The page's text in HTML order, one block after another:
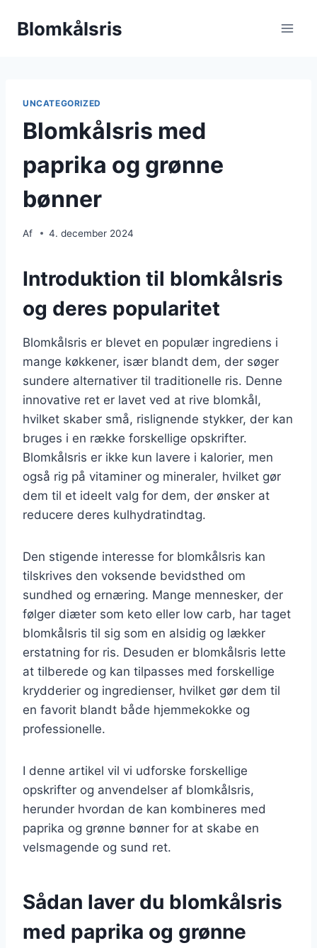
Blomkålsris
UNCATEGORIZED
Blomkålsris med
paprika og grønne
bønner
Af 4. december 2024
Introduktion til blomkålsris
og deres popularitet
Blomkålsris er blevet en populær ingrediens i
mange køkkener, især blandt dem, der søger
sundere alternativer til traditionelle ris. Denne
innovative ret er lavet ved at rive blomkål,
hvilket skaber små, rislignende stykker, der kan
bruges i en række forskellige opskrifter.
Blomkålsris er ikke kun lavere i kalorier, men
også rig på vitaminer og mineraler, hvilket gør
dem til et ideelt valg for dem, der ønsker at
reducere deres kulhydratindtag.
Den stigende interesse for blomkålsris kan
tilskrives den voksende bevidsthed om
sundhed og ernæring. Mange mennesker, der
følger diæter som keto eller low carb, har taget
blomkålsris til sig som en alsidig og lækker
erstatning for ris. Desuden er blomkålsris lette
at tilberede og kan tilpasses med forskellige
krydderier og ingredienser, hvilket gør dem til
en favorit blandt både hjemmekokke og
professionelle.
I denne artikel vil vi udforske forskellige
opskrifter og anvendelser af blomkålsris,
herunder hvordan de kan kombineres med
paprika og grønne bønner for at skabe en
velsmagende og sund ret.
Sådan laver du blomkålsris
med paprika og grønne